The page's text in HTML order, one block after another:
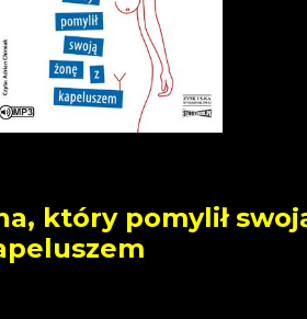
który pomylił